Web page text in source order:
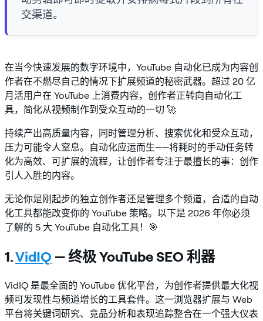
交渠道。
在当今快速发展的数字环境中，YouTube 自动化已成为内容创
作者在不燃尽自己的情况下扩展频道的秘密武器。超过 20 亿
月活用户在 YouTube 上消费内容，创作者正转向自动化工
具，简化从视频制作到受众互动的一切 🚀
持续产出高质量内容，同时管理分析、搜索优化和受众互动，
压力可能令人窒息。自动化应运而生——将耗时的手动任务转
化为高效、可扩展的流程，让创作者专注于最擅长的事：创作
引人入胜的内容。
无论你是刚起步的独立创作者还是管理多个频道，合适的自动
化工具都能改变你的 YouTube 策略。以下是 2026 年你必须
了解的 5 大 YouTube 自动化工具！🎯
1.VidIQ — 终极 YouTube SEO 利器
VidIQ 是最全面的 YouTube 优化平台，为创作者提供最大化视
频可发现性与频道增长的工具套件。这一浏览器扩展与 Web
平台将关键词研究、竞品分析和表现追踪整合在一个强大仪表